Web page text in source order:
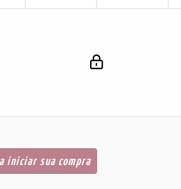
iniciar sua compra